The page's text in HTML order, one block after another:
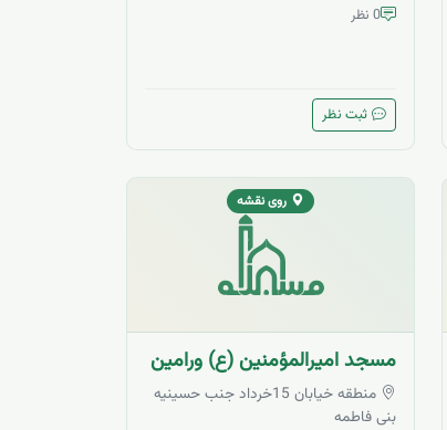
0 نظر
ثبت نظر
روی نقشه
مسجد امیرالمؤمنین (ع) ورامین
منطقه خیابان 15خرداد جنب حسینیه
بنی فاطمه